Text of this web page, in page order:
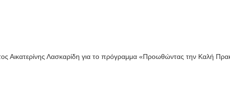
Αικατερίνης Λασκαρίδη για το πρόγραμμα «Προωθώντας την Καλή